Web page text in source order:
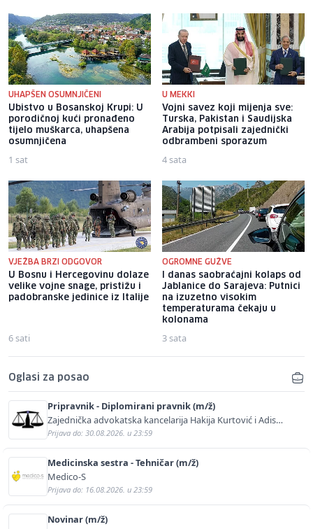
UHAPŠEN OSUMNJIČENI
Ubistvo u Bosanskoj Krupi: U
porodičnoj kući pronađeno
tijelo muškarca, uhapšena
osumnjičena
1 sat
U MEKKI
Vojni savez koji mijenja sve:
Turska, Pakistan i Saudijska
Arabija potpisali zajednički
odbrambeni sporazum
4 sata
VJEŽBA BRZI ODGOVOR
U Bosnu i Hercegovinu dolaze
velike vojne snage, pristižu i
padobranske jedinice iz Italije
6 sati
OGROMNE GUŽVE
I danas saobraćajni kolaps od
Jablanice do Sarajeva: Putnici
na izuzetno visokim
temperaturama čekaju u
kolonama
3 sata
Oglasi za posao
Pripravnik - Diplomirani pravnik (m/ž)
Zajednička advokatska kancelarija Hakija Kurtović i Adis
Kurtović
Prijava do: 30.08.2026. u 23:59
Medicinska sestra - Tehničar (m/ž)
Medico-S
Prijava do: 16.08.2026. u 23:59
Novinar (m/ž)